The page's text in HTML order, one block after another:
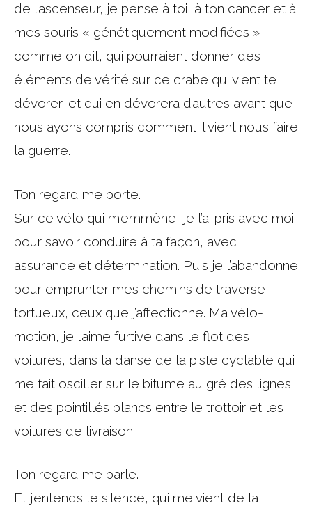
de l’ascenseur, je pense à toi, à ton cancer et à
mes souris « génétiquement modifiées »
comme on dit, qui pourraient donner des
éléments de vérité sur ce crabe qui vient te
dévorer, et qui en dévorera d’autres avant que
nous ayons compris comment il vient nous faire
la guerre.
Ton regard me porte.
Sur ce vélo qui m’emmène, je l’ai pris avec moi
pour savoir conduire à ta façon, avec
assurance et détermination. Puis je l’abandonne
pour emprunter mes chemins de traverse
tortueux, ceux que j’affectionne. Ma vélo-
motion, je l’aime furtive dans le flot des
voitures, dans la danse de la piste cyclable qui
me fait osciller sur le bitume au gré des lignes
et des pointillés blancs entre le trottoir et les
voitures de livraison.
Ton regard me parle.
Et j’entends le silence, qui me vient de la